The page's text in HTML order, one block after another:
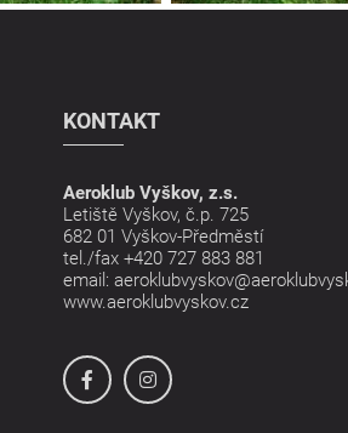
KONTAKT
Aeroklub Vyškov, z.s.
Letiště Vyškov, č.p. 725
682 01 Vyškov-Předměstí
tel./fax +420 727 883 881
email:
www.aeroklubvyskov.cz